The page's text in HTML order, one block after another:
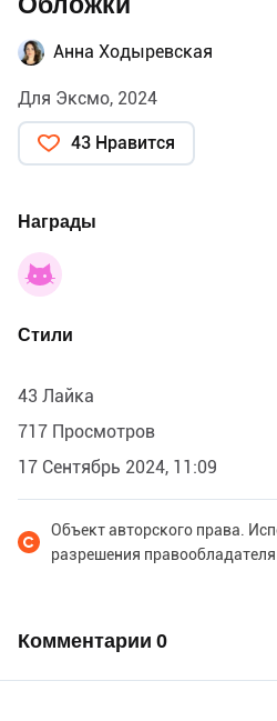
Анна Ходыревская
Для Эксмо, 2024
43 Нравится
Награды
Стили
43 Лайка
717 Просмотров
17 Сентябрь 2024, 11:09
Объект авторского права.
разрешения
Комментарии 0